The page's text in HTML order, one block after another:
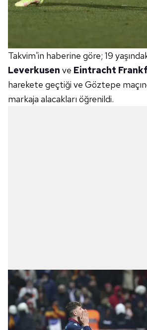
Takvim'in haberine göre; 19
Leverkusen ve Eintracht
harekete geçtiği ve Göztepe
markaja alacakları öğrenildi.